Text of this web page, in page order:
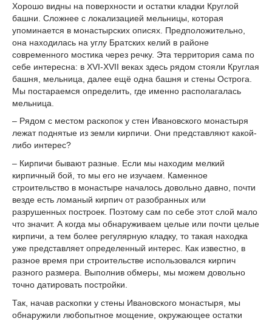
Хорошо видны на поверхности и остатки кладки Круглой
башни. Сложнее с локализацией мельницы, которая
упоминается в монастырских описях. Предположительно,
она находилась на углу Братских келий в районе
современного мостика через речку. Эта территория сама по
себе интересна: в XVI-XVII веках здесь рядом стояли Круглая
башня, мельница, далее ещё одна башня и стены Острога.
Мы постараемся определить, где именно располагалась
мельница.
– Рядом с местом раскопок у стен Ивановского монастыря
лежат поднятые из земли кирпичи. Они представляют какой-
либо интерес?
– Кирпичи бывают разные. Если мы находим мелкий
кирпичный бой, то мы его не изучаем. Каменное
строительство в монастыре началось довольно давно, почти
везде есть ломаный кирпич от разобранных или
разрушенных построек. Поэтому сам по себе этот слой мало
что значит. А когда мы обнаруживаем целые или почти целые
кирпичи, а тем более регулярную кладку, то такая находка
уже представляет определенный интерес. Как известно, в
разное время при строительстве использовался кирпич
разного размера. Выполнив обмеры, мы можем довольно
точно датировать постройки.
Так, начав раскопки у стены Ивановского монастыря, мы
обнаружили любопытное мощение, окружающее остатки